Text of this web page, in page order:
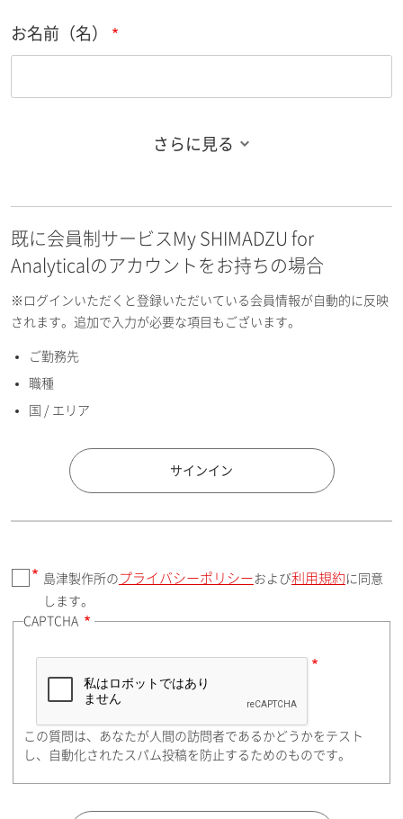
お名前（名）
お名前フリガナ（名）
E-mailアドレス（半角英数）
国 / エリア
郵便番号（勤務先）
住所検索
都道府県（勤務先）
さらに見る
既に会員制サービスMy SHIMADZU for
Analyticalのアカウントをお持ちの場合
※ログインいただくと登録いただいている会員情報が自動的に反映
されます。追加で入力が必要な項目もございます。
ご勤務先
職種
国 / エリア
サインイン
島津製作所の プライバシーポリシー および利用規約 に同意
します。
CAPTCHA
この質問は、あなたが人間の訪問者であるかどうかをテスト
し、自動化されたスパム投稿を防止するためのものです。